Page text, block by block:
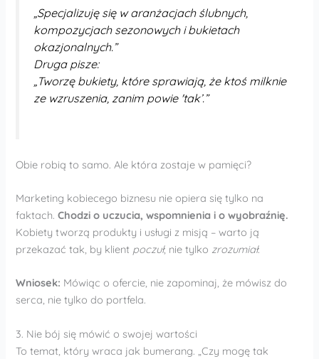
„Specjalizuję się w aranżacjach ślubnych,
kompozycjach sezonowych i bukietach
okazjonalnych.”
Druga pisze:
„Tworzę bukiety, które sprawiają, że ktoś milknie
ze wzruszenia, zanim powie 'tak’.”
Obie robią to samo. Ale która zostaje w pamięci?
Marketing kobiecego biznesu nie opiera się tylko na
faktach.Chodzi o uczucia, wspomnienia i o wyobraźnię.
Kobiety tworzą produkty i usługi z misją – warto ją
przekazać tak, by klient poczuł, nie tylko zrozumiał.
Wniosek: Mówiąc o ofercie, nie zapominaj, że mówisz do
serca, nie tylko do portfela.
3. Nie bój się mówić o swojej wartości
To temat, który wraca jak bumerang. „Czy mogę tak